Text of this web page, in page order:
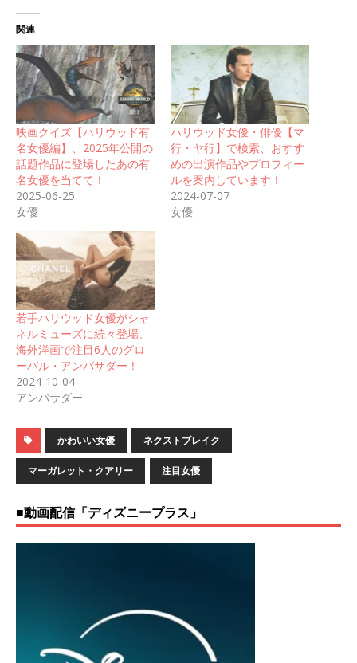
関連
映画クイズ【ハリウッド有
名女優編】、2025年公開の
話題作品に登場したあの有
名女優を当てて！
2025-06-25
女優
ハリウッド女優・俳優【マ
行・ヤ行】で検索、おすす
めの出演作品やプロフィー
ルを案内しています！
2024-07-07
女優
若手ハリウッド女優がシャ
ネルミューズに続々登場、
海外洋画で注目6人のグロ
ーバル・アンバサダー！
2024-10-04
アンバサダー
かわいい女優 ネクストブレイク
マーガレット・クアリー 注目女優
■動画配信「ディズニープラス」